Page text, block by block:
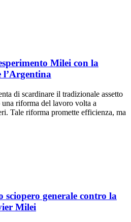
Milei con la
l’Argentina
di scardinare il tradizionale assetto
riforma del lavoro volta a
Tale riforma promette efficienza, ma
generale contro la
Milei